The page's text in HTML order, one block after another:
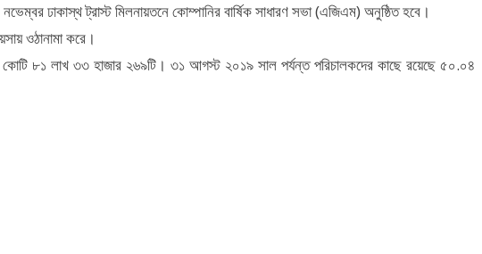
ঢাকাস্থ ট্রাস্ট মিলনায়তনে কোম্পানির বার্ষিক সাধারণ সভা (এজিএম) অনুষ্ঠিত হবে।
ওঠানামা করে।
৮১ লাখ ৩৩ হাজার ২৬৯টি। ৩১ আগস্ট ২০১৯ সাল পর্যন্ত পরিচালকদের কাছে রয়েছে ৫০.০৪